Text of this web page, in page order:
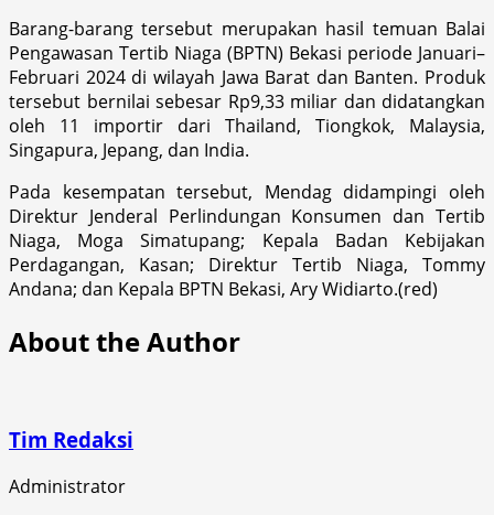
Barang-barang tersebut merupakan hasil temuan Balai
Pengawasan Tertib Niaga (BPTN) Bekasi periode Januari–
Februari 2024 di wilayah Jawa Barat dan Banten. Produk
tersebut bernilai sebesar Rp9,33 miliar dan didatangkan
oleh 11 importir dari Thailand, Tiongkok, Malaysia,
Singapura, Jepang, dan India.
Pada kesempatan tersebut, Mendag didampingi oleh
Direktur Jenderal Perlindungan Konsumen dan Tertib
Niaga, Moga Simatupang; Kepala Badan Kebijakan
Perdagangan, Kasan; Direktur Tertib Niaga, Tommy
Andana; dan Kepala BPTN Bekasi, Ary Widiarto.(red)
About the Author
Tim Redaksi
Administrator